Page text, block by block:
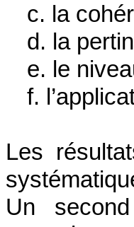
c. la
d. la
e. le
f.
Les
Un